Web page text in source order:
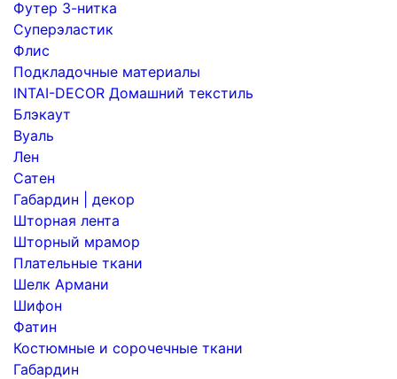
Футер 3-нитка
Суперэластик
Флис
Подкладочные материалы
INTAI-DECOR Домашний текстиль
Блэкаут
Вуаль
Лен
Сатен
Габардин | декор
Шторная лента
Шторный мрамор
Плательные ткани
Шелк Армани
Шифон
Фатин
Костюмные и сорочечные ткани
Габардин